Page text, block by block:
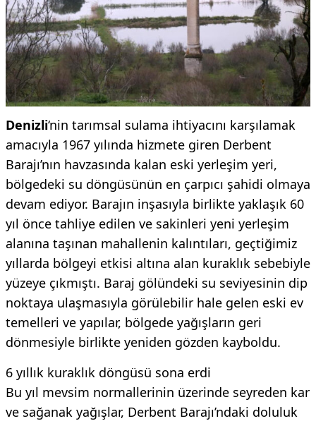
Denizli‘nin tarımsal sulama ihtiyacını karşılamak
amacıyla 1967 yılında hizmete giren Derbent
Barajı’nın havzasında kalan eski yerleşim yeri,
bölgedeki su döngüsünün en çarpıcı şahidi olmaya
devam ediyor. Barajın inşasıyla birlikte yaklaşık 60
yıl önce tahliye edilen ve sakinleri yeni yerleşim
alanına taşınan mahallenin kalıntıları, geçtiğimiz
yıllarda bölgeyi etkisi altına alan kuraklık sebebiyle
yüzeye çıkmıştı. Baraj gölündeki su seviyesinin dip
noktaya ulaşmasıyla görülebilir hale gelen eski ev
temelleri ve yapılar, bölgede yağışların geri
dönmesiyle birlikte yeniden gözden kayboldu.
6 yıllık kuraklık döngüsü sona erdi
Bu yıl mevsim normallerinin üzerinde seyreden kar
ve sağanak yağışlar, Derbent Barajı’ndaki doluluk